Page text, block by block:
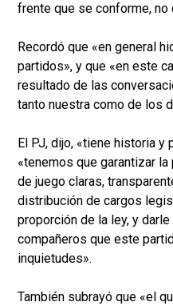
frente que se conforme, no
Recordó que «en general
partidos», y que «en este
resultado de las
tanto nuestra como de los
El PJ, dijo, «tiene historia y
«tenemos que garantizar
de juego claras,
distribución de cargos
proporción de la ley, y
compañeros que este
inquietudes».
También subrayó que «el